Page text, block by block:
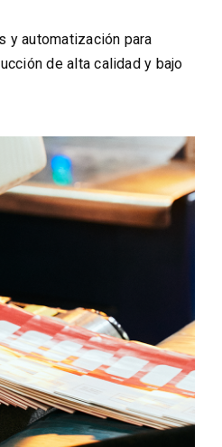
y automatización para
de alta calidad y bajo